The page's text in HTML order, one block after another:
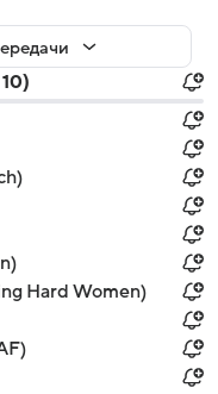
Hard Women)